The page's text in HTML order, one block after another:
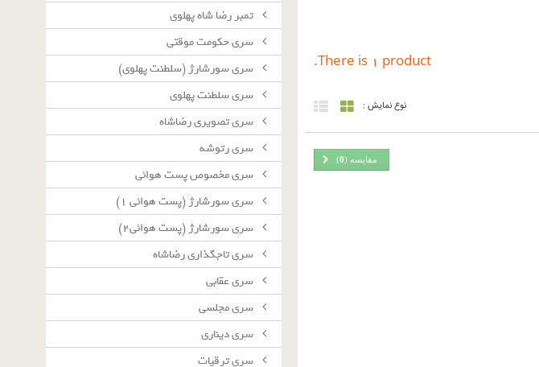
تمبر رضا شاه پهلوی
سرى حكومت موقتى
سرى سورشارژ (سلطنت پهلوى)
سرى سلطنت پهلوى
سرى تصويرى رضاشاه
سرى رتوشه
سرى مخصوص پست هوائى
سرى سورشارژ (پست هوائى ١)
سرى سورشارژ (پست هوائى٢)
سرى تاجگذارى رضاشاه
سرى عقابى
سرى مجلسى
سرى دينارى
سرى ترقيات
There is 1 product.
نوع نمایش :
مقایسه (0
)